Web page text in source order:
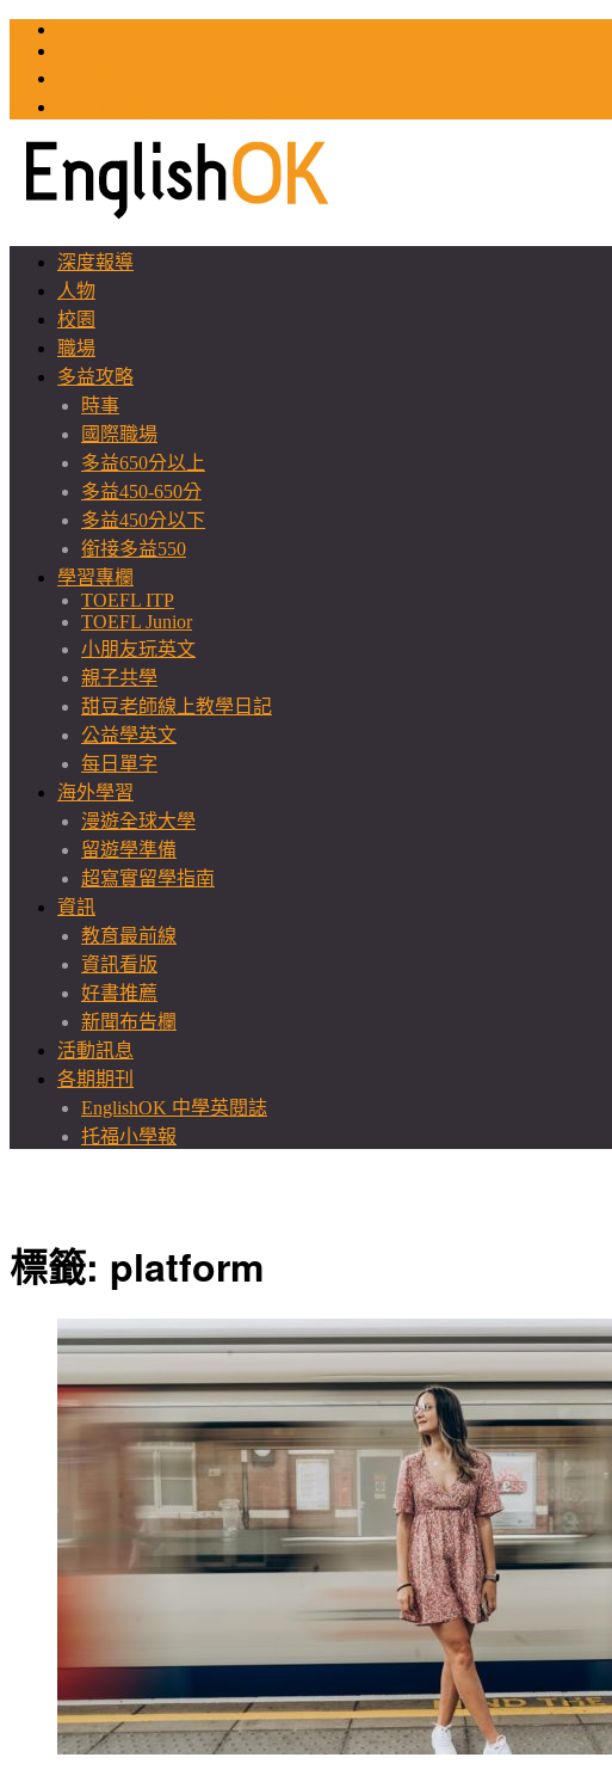
深度報導
人物
校園
職場
多益攻略
時事
國際職場
多益650分以上
多益450-650分
多益450分以下
銜接多益550
學習專欄
TOEFL ITP
TOEFL Junior
小朋友玩英文
親子共學
甜豆老師線上教學日記
公益學英文
每日單字
海外學習
漫遊全球大學
留遊學準備
超寫實留學指南
資訊
教育最前線
資訊看版
好書推薦
新聞布告欄
活動訊息
各期期刊
EnglishOK 中學英閱誌
托福小學報
標籤: platform